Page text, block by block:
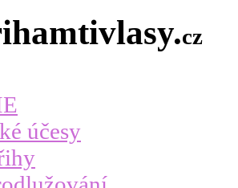
cz
účesy